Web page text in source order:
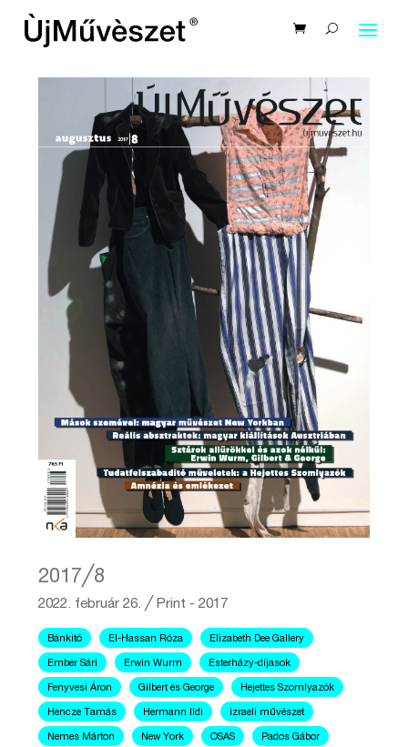
2017╱8
2022. február 26. ╱ Print - 2017
Bánkitó El-Hassan Róza Elizabeth Dee Gallery
Ember Sári Erwin Wurm Esterházy-díjasok
Fenyvesi Áron Gilbert és George Hejettes Szomlyazók
Hencze Tamás Hermann Ildi izraeli művészet
Nemes Márton New York OSAS Pados Gábor